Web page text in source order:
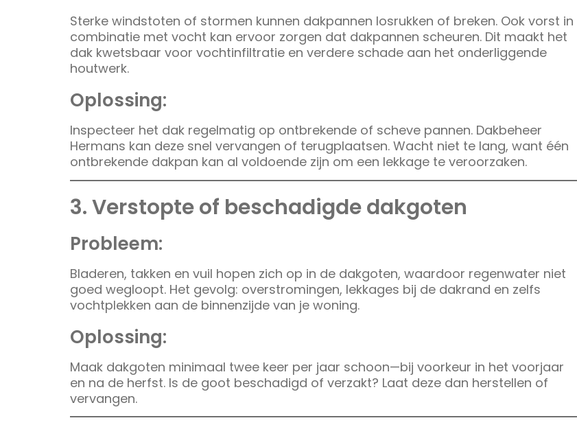
Sterke windstoten of stormen kunnen dakpannen losrukken of breken. Ook vorst in
combinatie met vocht kan ervoor zorgen dat dakpannen scheuren. Dit maakt het
dak kwetsbaar voor vochtinfiltratie en verdere schade aan het onderliggende
houtwerk.
Oplossing:
Inspecteer het dak regelmatig op ontbrekende of scheve pannen. Dakbeheer
Hermans kan deze snel vervangen of terugplaatsen. Wacht niet te lang, want één
ontbrekende dakpan kan al voldoende zijn om een lekkage te veroorzaken.
3. Verstopte of beschadigde dakgoten
Probleem:
Bladeren, takken en vuil hopen zich op in de dakgoten, waardoor regenwater niet
goed wegloopt. Het gevolg: overstromingen, lekkages bij de dakrand en zelfs
vochtplekken aan de binnenzijde van je woning.
Oplossing:
Maak dakgoten minimaal twee keer per jaar schoon—bij voorkeur in het voorjaar
en na de herfst. Is de goot beschadigd of verzakt? Laat deze dan herstellen of
vervangen.